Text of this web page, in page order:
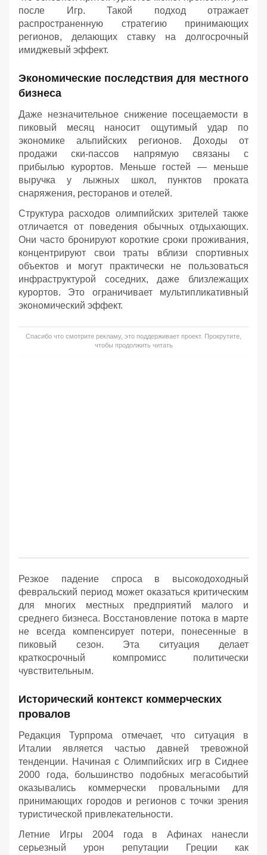
после Игр. Такой подход отражает
распространенную стратегию принимающих
регионов, делающих ставку на долгосрочный
имиджевый эффект.
Экономические последствия для местного
бизнеса
Даже незначительное снижение посещаемости в
пиковый месяц наносит ощутимый удар по
экономике альпийских регионов. Доходы от
продажи ски-пассов напрямую связаны с
прибылью курортов. Меньше гостей — меньше
выручка у лыжных школ, пунктов проката
снаряжения, ресторанов и отелей.
Структура расходов олимпийских зрителей также
отличается от поведения обычных отдыхающих.
Они часто бронируют короткие сроки проживания,
концентрируют свои траты вблизи спортивных
объектов и могут практически не пользоваться
инфраструктурой соседних, даже близлежащих
курортов. Это ограничивает мультипликативный
экономический эффект.
Спасибо что смотрите рекламу, это поддерживает проект. Прокрутите,
чтобы продолжить читать
Резкое падение спроса в высокодоходный
февральский период может оказаться критическим
для многих местных предприятий малого и
среднего бизнеса. Восстановление потока в марте
не всегда компенсирует потери, понесенные в
пиковый сезон. Эта ситуация делает
краткосрочный компромисс политически
чувствительным.
Исторический контекст коммерческих
провалов
Редакция Турпрома отмечает, что ситуация в
Италии является частью давней тревожной
тенденции. Начиная с Олимпийских игр в Сиднее
2000 года, большинство подобных мегасобытий
оказывались коммерчески провальными для
принимающих городов и регионов с точки зрения
туристической привлекательности.
Летние Игры 2004 года в Афинах нанесли
серьезный урон репутации Греции как